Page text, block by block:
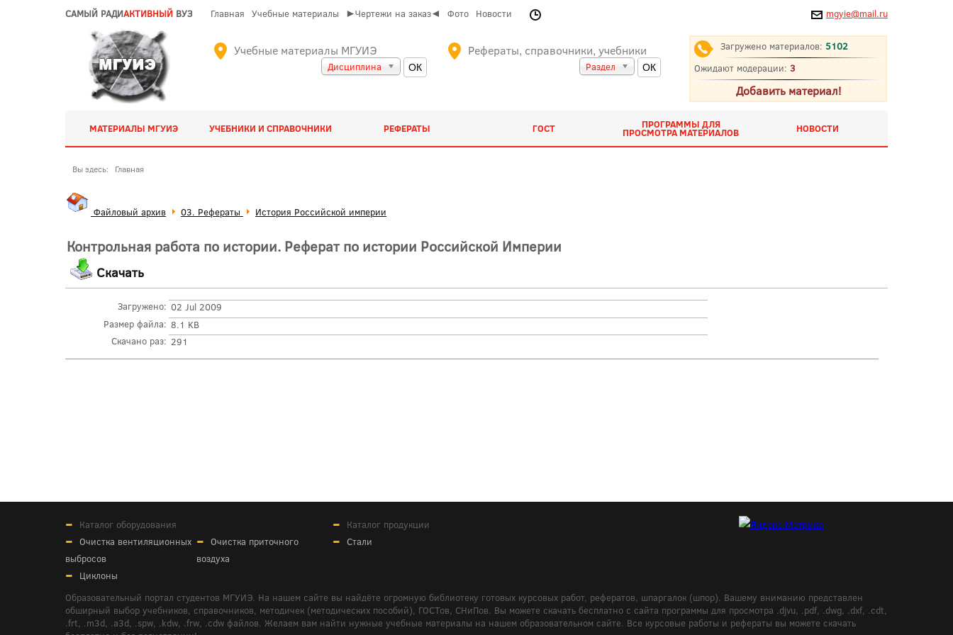
САМЫЙ РАДИАКТИВНЫЙ ВУЗ Главная Учебные материалы ►Чертежи на заказ◄ Фото Новости mgyie@mail.ru
Учебные материалы МГУИЭ
Дисциплина
Рефераты, справочники, учебники
Раздел
Загружено материалов: 5102
Ожидают модерации: 3
Добавить материал!
МАТЕРИАЛЫ МГУИЭ УЧЕБНИКИ И СПРАВОЧНИКИ РЕФЕРАТЫ ГОСТ ПРОГРАММЫ ДЛЯ
ПРОСМОТРА МАТЕРИАЛОВ НОВОСТИ
Вы здесь: Главная
Файловый архив 03. Рефераты История Российской империи
Контрольная работа по истории. Реферат по истории Российской Империи
Скачать
Загружено: 02 Jul 2009
Размер файла: 8.1 KB
Скачано раз: 291
Каталог оборудования
Очистка вентиляционных
выбросов
Очистка приточного
воздуха
Циклоны
Каталог продукции
Стали
Образовательный портал студентов МГУИЭ. На нашем сайте вы найдёте огромную библиотеку готовых курсовых работ, рефератов, шпаргалок (шпор). Вашему вниманию представлен
обширный выбор учебников, справочников, методичек (методических пособий), ГОСТов, СНиПов. Вы можете скачать бесплатно с сайта программы для просмотра .djvu, .pdf, .dwg, .dxf, .cdt,
.frt, .m3d, .a3d, .spw, .kdw, .frw, .cdw файлов. Желаем вам найти нужные учебные материалы на нашем образовательном сайте. Все курсовые работы и рефераты вы можете скачать